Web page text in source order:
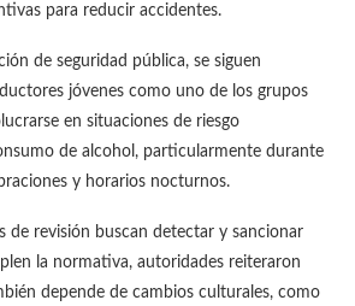
para reducir accidentes.
de seguridad pública, se siguen
jóvenes como uno de los grupos
en situaciones de riesgo
de alcohol, particularmente durante
y horarios nocturnos.
de revisión buscan detectar y sancionar
la normativa, autoridades reiteraron
depende de cambios culturales, como